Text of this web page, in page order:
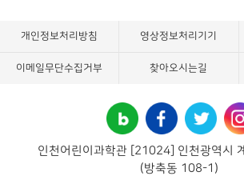
개인정보처리방침 영상정보처리기기
이메일무단수집거부 찾아오시는길
인천어린이과학관 [21024] 인천광역시
(방축동 108-1)